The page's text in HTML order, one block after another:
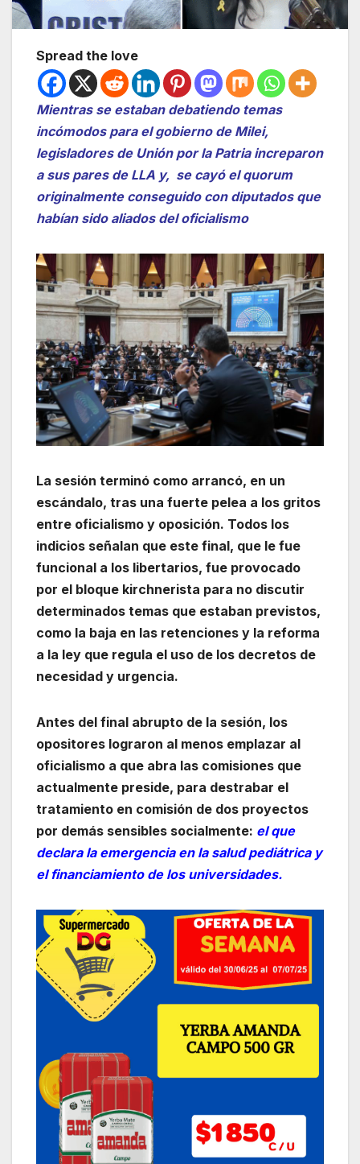
Spread the love
Mientras se estaban debatiendo temas
incómodos para el gobierno de Milei,
legisladores de Unión por la Patria increparon
a sus pares de LLA y, se cayó el quorum
originalmente conseguido con diputados que
habían sido aliados del oficialismo
La sesión terminó como arrancó, en un
escándalo, tras una fuerte pelea a los gritos
entre oficialismo y oposición. Todos los
indicios señalan que este final, que le fue
funcional a los libertarios, fue provocado
por el bloque kirchnerista para no discutir
determinados temas que estaban previstos,
como la baja en las retenciones y la reforma
a la ley que regula el uso de los decretos de
necesidad y urgencia.
Antes del final abrupto de la sesión, los
opositores lograron al menos emplazar al
oficialismo a que abra las comisiones que
actualmente preside, para destrabar el
tratamiento en comisión de dos proyectos
por demás sensibles socialmente: el que
declara la emergencia en la salud pediátrica y
el financiamiento de los universidades.